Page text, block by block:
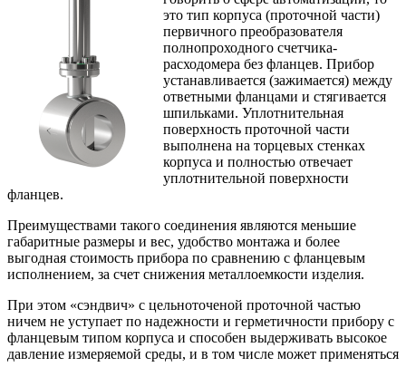
это тип корпуса (проточной части)
первичного преобразователя
полнопроходного счетчика-
расходомера без фланцев. Прибор
устанавливается (зажимается) между
ответными фланцами и стягивается
шпильками. Уплотнительная
поверхность проточной части
выполнена на торцевых стенках
корпуса и полностью отвечает
уплотнительной поверхности
фланцев.
Преимуществами такого соединения являются меньшие
габаритные размеры и вес, удобство монтажа и более
выгодная стоимость прибора по сравнению с фланцевым
исполнением, за счет снижения металлоемкости изделия.
При этом «сэндвич» с цельноточеной проточной частью
ничем не уступает по надежности и герметичности прибору с
фланцевым типом корпуса и способен выдерживать высокое
давление измеряемой среды, и в том числе может применяться